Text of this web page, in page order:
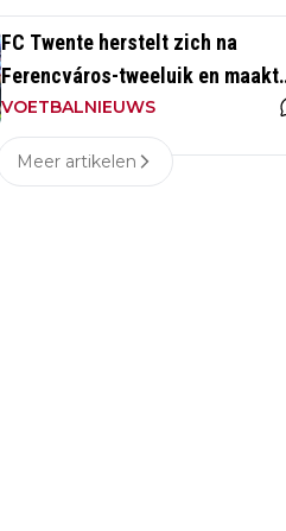
FC Twente herstelt zich na
Ferencváros-tweeluik en maakt
gehakt van Slowaakse opponent
VOETBALNIEUWS
Meer artikelen